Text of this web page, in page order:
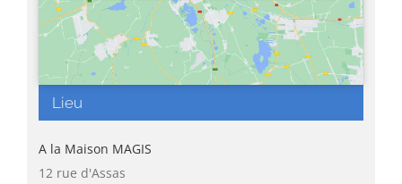
Lieu
A la Maison MAGIS
12 rue d'Assas